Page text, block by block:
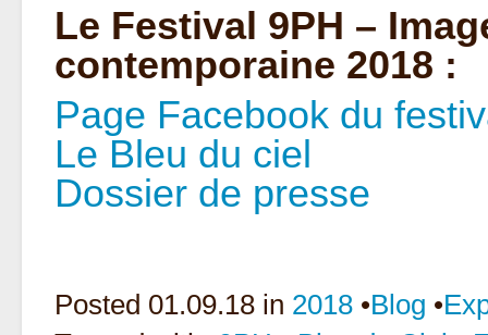
Le Festival 9PH –
contemporaine 2018 :
Page Facebook du
Le Bleu du ciel
Dossier de presse
Posted 01.09.18 in 2018 •Blog •